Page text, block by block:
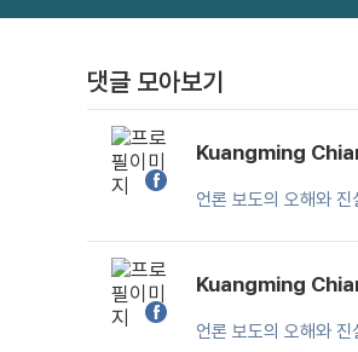
댓글 모아보기
Kuangming
언론 보도의 오해와 진
Kuangming
언론 보도의 오해와 진